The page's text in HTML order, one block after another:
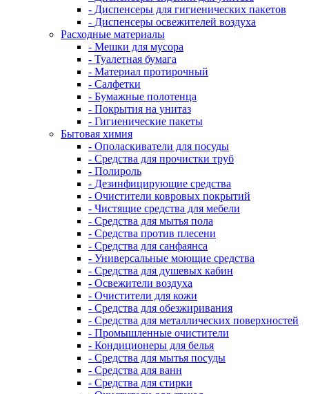
- Диспенсеры для гигиенических пакетов
- Диспенсеры освежителей воздуха
Расходные материалы
- Мешки для мусора
- Туалетная бумага
- Материал протирочный
- Салфетки
- Бумажные полотенца
- Покрытия на унитаз
- Гигиенические пакеты
Бытовая химия
- Ополаскиватели для посуды
- Средства для прочистки труб
- Полироль
- Дезинфицирующие средства
- Очистители ковровых покрытий
- Чистящие средства для мебели
- Средства для мытья пола
- Средства против плесени
- Средства для санфаянса
- Универсальные моющие средства
- Средства для душевых кабин
- Освежители воздуха
- Очистители для кожи
- Средства для обезжиривания
- Средства для металлических поверхностей
- Промышленные очистители
- Кондиционеры для белья
- Средства для мытья посуды
- Средства для ванн
- Средства для стирки